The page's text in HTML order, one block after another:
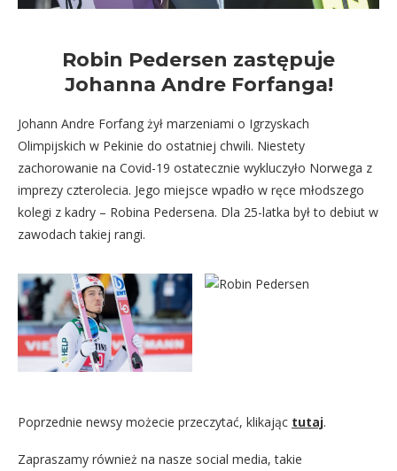
Robin Pedersen zastępuje
Johanna Andre Forfanga!
Johann Andre Forfang żył marzeniami o Igrzyskach
Olimpijskich w Pekinie do ostatniej chwili. Niestety
zachorowanie na Covid-19 ostatecznie wykluczyło Norwega z
imprezy czterolecia. Jego miejsce wpadło w ręce młodszego
kolegi z kadry – Robina Pedersena. Dla 25-latka był to debiut w
zawodach takiej rangi.
Poprzednie newsy możecie przeczytać, klikając tutaj.
Zapraszamy również na nasze social media, takie